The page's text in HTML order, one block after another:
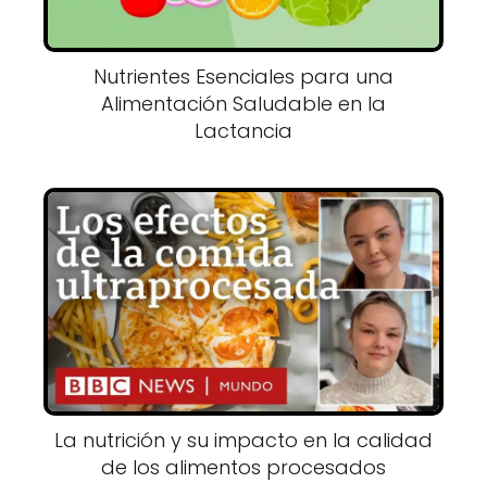
Nutrientes Esenciales para una
Alimentación Saludable en la
Lactancia
La nutrición y su impacto en la calidad
de los alimentos procesados